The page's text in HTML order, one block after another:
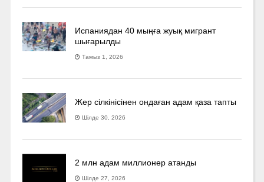
Испаниядан 40 мыңға жуық мигрант
шығарылды
Тамыз 1, 2026
Жер сілкінісінен ондаған адам қаза тапты
Шілде 30, 2026
2 млн адам миллионер атанды
Шілде 27, 2026